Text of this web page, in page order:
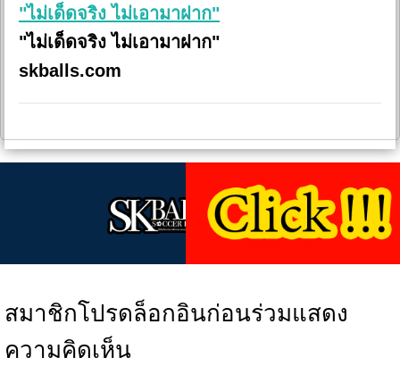
"ไม่เด็ดจริง ไม่เอามาฝาก"
"ไม่เด็ดจริง ไม่เอามาฝาก"
skballs.com
สมาชิกโปรดล็อกอินก่อนร่วมแสดง
ความคิดเห็น